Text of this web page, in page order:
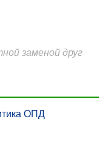
заменой друг
ОПД